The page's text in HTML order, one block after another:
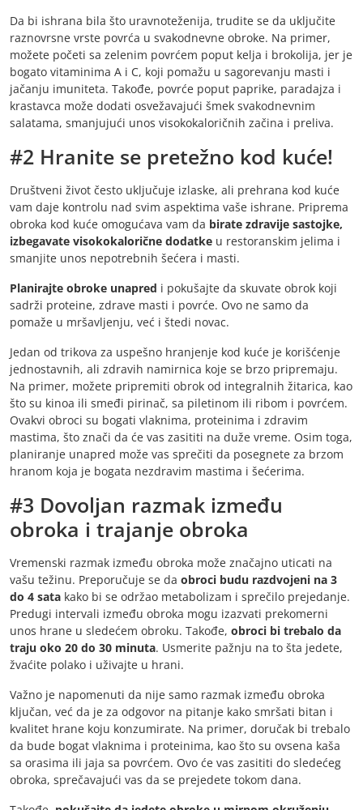
Da bi ishrana bila što uravnoteženija, trudite se da uključite
raznovrsne vrste povrća u svakodnevne obroke. Na primer,
možete početi sa zelenim povrćem poput kelja i brokolija, jer je
bogato vitaminima A i C, koji pomažu u sagorevanju masti i
jačanju imuniteta. Takođe, povrće poput paprike, paradajza i
krastavca može dodati osvežavajući šmek svakodnevnim
salatama, smanjujući unos visokokaloričnih začina i preliva.
#2 Hranite se pretežno kod kuće!
Društveni život često uključuje izlaske, ali prehrana kod kuće
vam daje kontrolu nad svim aspektima vaše ishrane. Priprema
obroka kod kuće omogućava vam da birate zdravije sastojke,
izbegavate visokokalorične dodatke u restoranskim jelima i
smanjite unos nepotrebnih šećera i masti.
Planirajte obroke unapred i pokušajte da skuvate obrok koji
sadrži proteine, zdrave masti i povrće. Ovo ne samo da
pomaže u mršavljenju, već i štedi novac.
Jedan od trikova za uspešno hranjenje kod kuće je korišćenje
jednostavnih, ali zdravih namirnica koje se brzo pripremaju.
Na primer, možete pripremiti obrok od integralnih žitarica, kao
što su kinoa ili smeđi pirinač, sa piletinom ili ribom i povrćem.
Ovakvi obroci su bogati vlaknima, proteinima i zdravim
mastima, što znači da će vas zasititi na duže vreme. Osim toga,
planiranje unapred može vas sprečiti da posegnete za brzom
hranom koja je bogata nezdravim mastima i šećerima.
#3 Dovoljan razmak između
obroka i trajanje obroka
Vremenski razmak između obroka može značajno uticati na
vašu težinu. Preporučuje se da obroci budu razdvojeni na 3
do 4 sata kako bi se održao metabolizam i sprečilo prejedanje.
Predugi intervali između obroka mogu izazvati prekomerni
unos hrane u sledećem obroku. Takođe, obroci bi trebalo da
traju oko 20 do 30 minuta. Usmerite pažnju na to šta jedete,
žvaćite polako i uživajte u hrani.
Važno je napomenuti da nije samo razmak između obroka
ključan, već da je za odgovor na pitanje kako smršati bitan i
kvalitet hrane koju konzumirate. Na primer, doručak bi trebalo
da bude bogat vlaknima i proteinima, kao što su ovsena kaša
sa orasima ili jaja sa povrćem. Ovo će vas zasititi do sledećeg
obroka, sprečavajući vas da se prejedete tokom dana.